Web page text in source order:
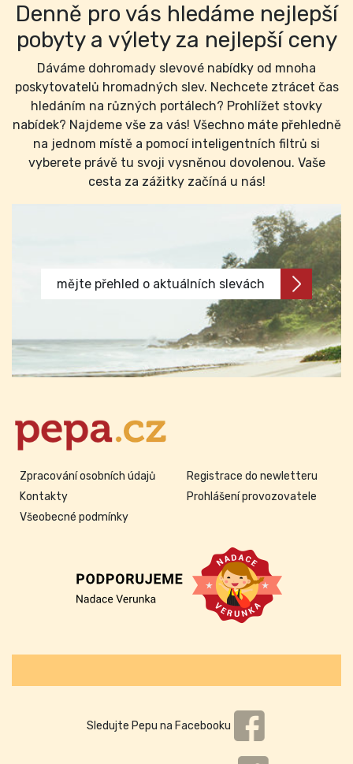
Denně pro vás hledáme nejlepší
pobyty a výlety za nejlepší ceny
Dáváme dohromady slevové nabídky od mnoha
poskytovatelů hromadných slev. Nechcete ztrácet čas
hledáním na různých portálech? Prohlížet stovky
nabídek? Najdeme vše za vás! Všechno máte přehledně
na jednom místě a pomocí inteligentních filtrů si
vyberete právě tu svoji vysněnou dovolenou. Vaše
cesta za zážitky začíná u nás!
mějte přehled o aktuálních slevách
Zpracování osobních údajů
Kontakty
Všeobecné podmínky
Registrace do newletteru
Prohlášení provozovatele
Sledujte Pepu na Facebooku